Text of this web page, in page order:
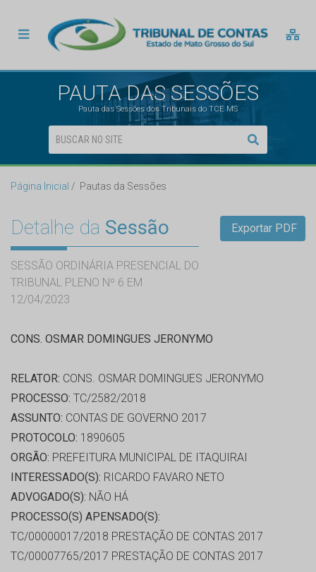
PAUTA DAS SESSÕES
Pauta das Sessões dos Tribunais do TCE MS
Página Inicial Pautas da Sessões
Detalhe da Sessão
SESSÃO ORDINÁRIA PRESENCIAL DO
TRIBUNAL PLENO Nº 6 EM
12/04/2023
Exportar PDF
CONS. OSMAR DOMINGUES JERONYMO
RELATOR: CONS. OSMAR DOMINGUES JERONYMO
PROCESSO: TC/2582/2018
ASSUNTO: CONTAS DE GOVERNO 2017
PROTOCOLO: 1890605
ORGÃO: PREFEITURA MUNICIPAL DE ITAQUIRAI
INTERESSADO(S): RICARDO FAVARO NETO
ADVOGADO(S): NÃO HÁ
PROCESSO(S) APENSADO(S):
TC/00000017/2018 PRESTAÇÃO DE CONTAS 2017
TC/00007765/2017 PRESTAÇÃO DE CONTAS 2017